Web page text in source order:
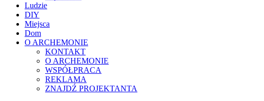
Ludzie
DIY
Miejsca
Dom
O ARCHEMONIE
KONTAKT
O ARCHEMONIE
WSPÓŁPRACA
REKLAMA
ZNAJDŹ PROJEKTANTA